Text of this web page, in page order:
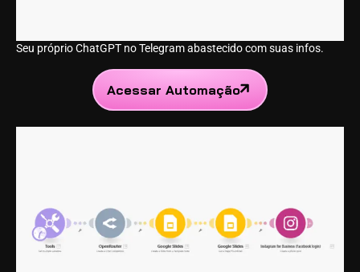
Seu próprio ChatGPT no Telegram abastecido com suas infos.
Acessar Automação